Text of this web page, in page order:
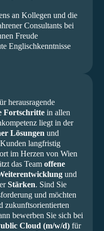
an Kollegen und die
Consultants bei
Freude
Englischkenntnisse
herausragende
Fortschrittein allen
liegt in der
Lösungen und
langfristig
im Herzen von Wien
das Team offene
und
Stärken. Sind Sie
und möchten
zukunftsorientierten
bewerben Sie sich bei
Cloud (m/w/d)für